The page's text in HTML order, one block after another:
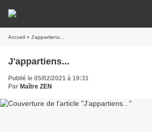
Accueil » J'appartiens...
J'appartiens...
Publié le 05/02/2021 à 19:31
Par Maître ZEN